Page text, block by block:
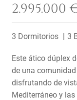
2.995.000
3 Dormitorios 3
Este ático dúplex
de una
disfrutando de
Mediterráneo y